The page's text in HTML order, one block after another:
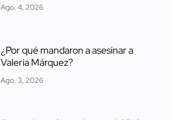
Ago. 4, 2026
¿Por qué mandaron a asesinar a
Valeria Márquez?
Ago. 3, 2026